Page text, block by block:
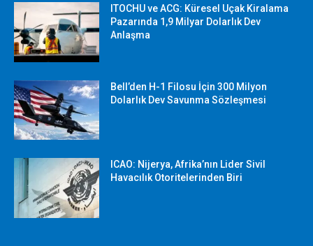
ITOCHU ve ACG: Küresel Uçak Kiralama
Pazarında 1,9 Milyar Dolarlık Dev
Anlaşma
Bell’den H-1 Filosu İçin 300 Milyon
Dolarlık Dev Savunma Sözleşmesi
ICAO: Nijerya, Afrika’nın Lider Sivil
Havacılık Otoritelerinden Biri